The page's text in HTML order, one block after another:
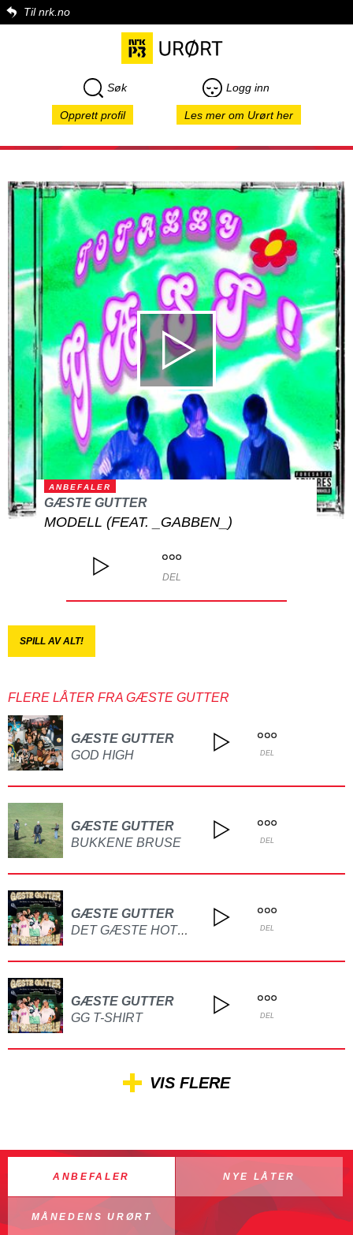
Til nrk.no
Søk Logg inn
Opprett profil Les mer om Urørt her
ANBEFALER
GÆSTE GUTTER
MODELL (FEAT. _GABBEN_)
DEL
SPILL AV ALT!
FLERE LÅTER FRA GÆSTE GUTTER
GÆSTE GUTTER
GOD HIGH
DEL
GÆSTE GUTTER
BUKKENE BRUSE
DEL
GÆSTE GUTTER
DET GÆSTE HOTELLIV DEL
GÆSTE GUTTER
GG T-SHIRT
DEL
VIS FLERE
ANBEFALER NYE LÅTER
MÅNEDENS URØRT